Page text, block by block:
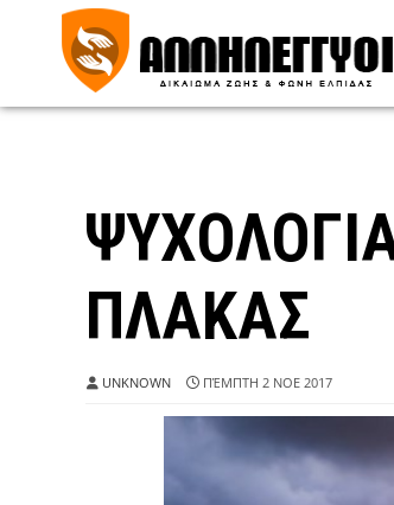
ΠΛΑΚΑΣ
UNKNOWN ΠΈΜΠΤΗ 2 ΝΟΕ 2017